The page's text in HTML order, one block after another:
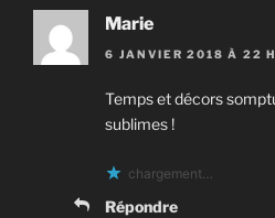
Marie
6 JANVIER 2018 À 22
Temps et décors
sublimes !
chargement…
Répondre